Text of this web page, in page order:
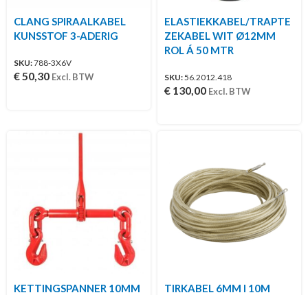
CLANG SPIRAALKABEL
KUNSSTOF 3-ADERIG
SKU:788-3X6V
€50,30 Excl. BTW
ELASTIEKKABEL/TRAPTE
ZEKABEL WIT Ø12MM
ROL Á 50 MTR
SKU:56.2012.418
€ 130,00 Excl. BTW
KETTINGSPANNER 10MM
TIRKABEL 6MM I 10M